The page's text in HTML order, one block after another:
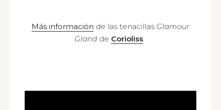
Más información de las tenacillas Glamour
Glandde Corioliss